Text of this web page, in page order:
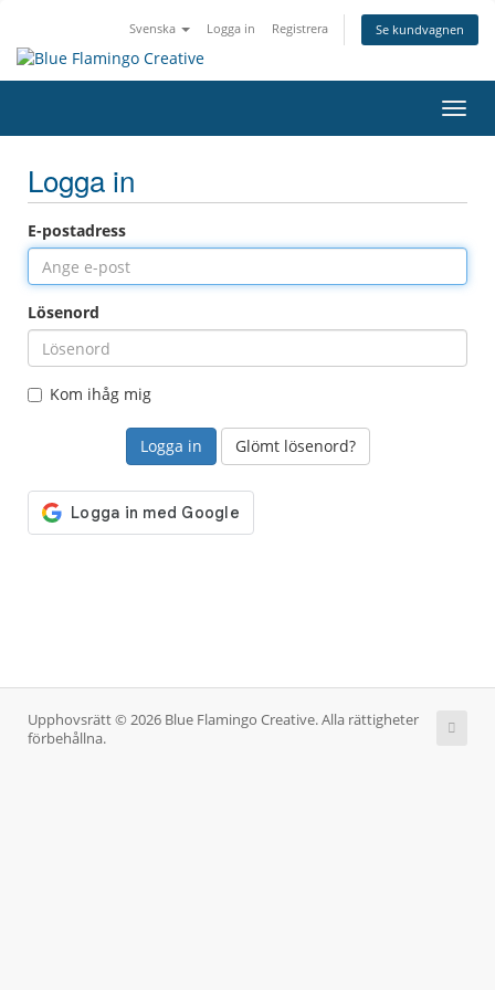
Svenska Logga in Registrera Se kundvagnen
Logga in
E-postadress
Lösenord
Kom ihåg mig
Glömt lösenord?
Upphovsrätt © 2026 Blue Flamingo Creative. Alla rättigheter
förbehållna.